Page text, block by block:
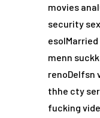
movies
security
menn
renoDelfsn
thhe cty
fucking